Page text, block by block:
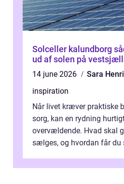
Solceller kalundborg sådan får du mest
ud af solen på
14 june 2026
Sara
inspiration
Når livet kræver praktiske
sorg, kan en rydning
overvældende. Hvad skal
sælges, og hvordan får du